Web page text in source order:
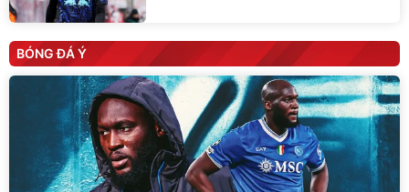
BÓNG ĐÁ Ý